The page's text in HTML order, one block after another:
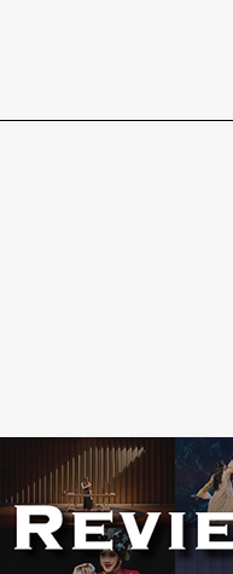
獻，對國外的觀
是雲2能不能走
能說服presenter